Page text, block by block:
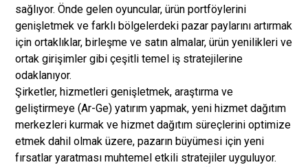
sağlıyor. Önde gelen oyuncular, ürün portföylerini
genişletmek ve farklı bölgelerdeki pazar paylarını artırmak
için ortaklıklar, birleşme ve satın almalar, ürün yenilikleri ve
ortak girişimler gibi çeşitli temel iş stratejilerine
odaklanıyor.
Şirketler, hizmetleri genişletmek, araştırma ve
geliştirmeye (Ar-Ge) yatırım yapmak, yeni hizmet dağıtım
merkezleri kurmak ve hizmet dağıtım süreçlerini optimize
etmek dahil olmak üzere, pazarın büyümesi için yeni
fırsatlar yaratması muhtemel etkili stratejiler uyguluyor.